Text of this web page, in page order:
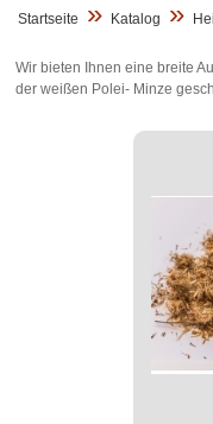
Startseite » Katalog »
Wir bieten Ihnen eine breite
der weißen Polei- Minze